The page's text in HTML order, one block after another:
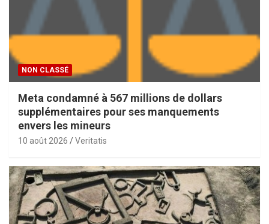
NON CLASSÉ
Meta condamné à 567 millions de dollars
supplémentaires pour ses manquements
envers les mineurs
10 août 2026 Veritatis